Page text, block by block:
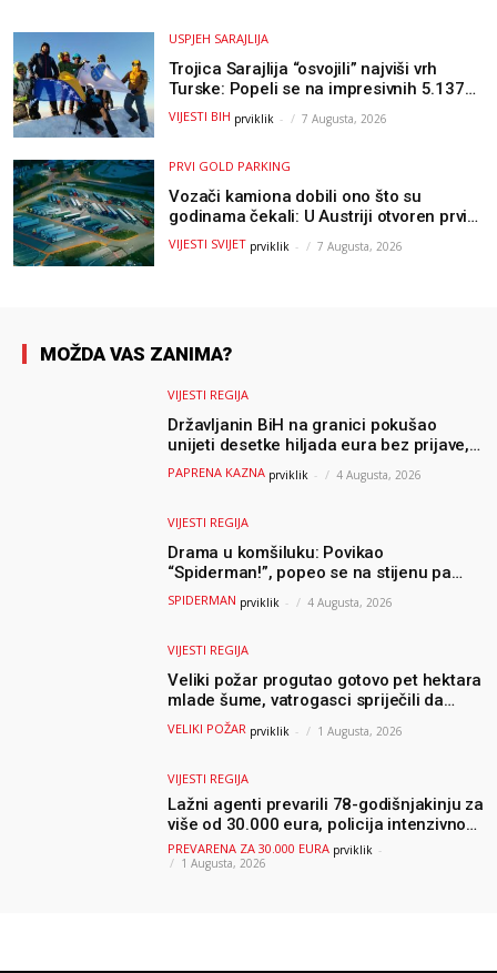
USPJEH SARAJLIJA
Trojica Sarajlija “osvojili” najviši vrh
Turske: Popeli se na impresivnih 5.137
metara
VIJESTI BIH prviklik - 7 Augusta, 2026
PRVI GOLD PARKING
Vozači kamiona dobili ono što su
godinama čekali: U Austriji otvoren prvi
GOLD sigurni parking
VIJESTI SVIJET prviklik - 7 Augusta, 2026
MOŽDA VAS ZANIMA?
VIJESTI REGIJA
Državljanin BiH na granici pokušao
unijeti desetke hiljada eura bez prijave,
uslijedila “paprena” kazna
PAPRENA KAZNA prviklik - 4 Augusta, 2026
VIJESTI REGIJA
Drama u komšiluku: Povikao
“Spiderman!”, popeo se na stijenu pa
ostao zarobljen
SPIDERMAN prviklik - 4 Augusta, 2026
VIJESTI REGIJA
Veliki požar progutao gotovo pet hektara
mlade šume, vatrogasci spriječili da
dođe do još veće katastrofe
VELIKI POŽAR prviklik - 1 Augusta, 2026
VIJESTI REGIJA
Lažni agenti prevarili 78-godišnjakinju za
više od 30.000 eura, policija intenzivno
traga za počiniteljima
PREVARENA ZA 30.000 EURA prviklik -
1 Augusta, 2026